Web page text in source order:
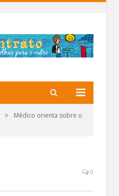
»
Médico orienta sobre o
0